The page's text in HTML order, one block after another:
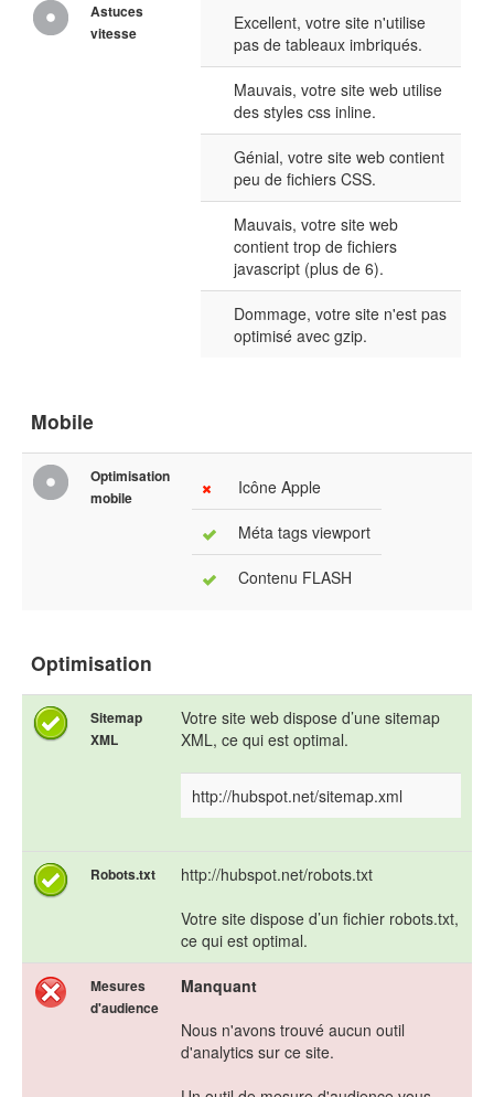
Astuces
vitesse
Excellent, votre site n'utilise
pas de tableaux imbriqués.
Mauvais, votre site web utilise
des styles css inline.
Génial, votre site web contient
peu de fichiers CSS.
Mauvais, votre site web
contient trop de fichiers
javascript (plus de 6).
Dommage, votre site n'est pas
optimisé avec gzip.
Mobile
Optimisation
mobile
Icône Apple
Méta tags viewport
Contenu FLASH
Optimisation
Sitemap
XML
Votre site web dispose d’une sitemap
XML, ce qui est optimal.
http://hubspot.net/sitemap.xml
Robots.txt
http://hubspot.net/robots.txt
Votre site dispose d’un fichier robots.txt,
ce qui est optimal.
Mesures
d'audience
Manquant
Nous n'avons trouvé aucun outil
d'analytics sur ce site.